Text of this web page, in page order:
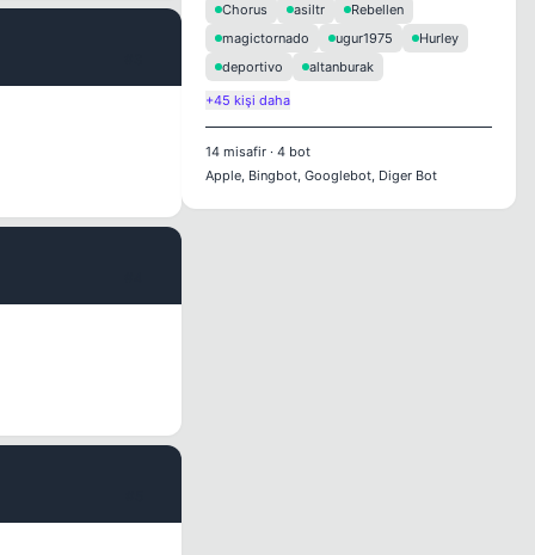
Chorus asiltr
Rebellen
magictornado
ugur1975
Hurley
deportivo
altanburak
+45 kişi daha
14 misafir · 4 bot
Apple, Bingbot, Googlebot, Diger Bot